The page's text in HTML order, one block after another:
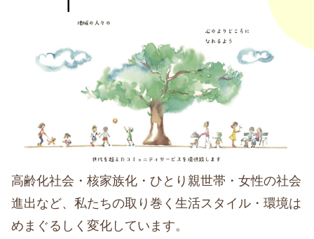
高齢化社会・核家族化・ひとり親世帯・女性の社会
進出など、私たちの取り巻く生活スタイル・環境は
めまぐるしく変化しています。